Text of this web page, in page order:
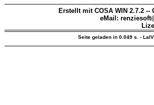
Erstellt mit COSA WIN 2.7.2 --
eMail:
Seite geladen in 0.049 s. -